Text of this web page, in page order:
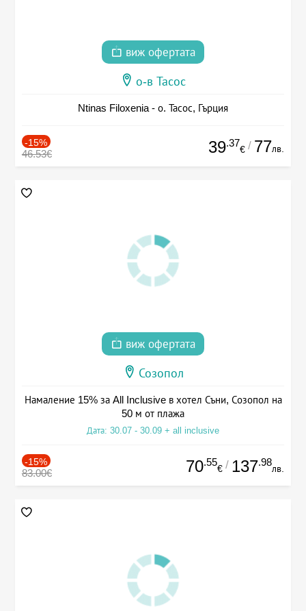
виж офертата
о-в Тасос
Ntinas Filoxenia - о. Тасос, Гърция
-15%
46.53€ 39.37
€ / 77лв.
виж офертата
Созопол
Намаление 15% за All Inclusive в хотел Съни, Созопол на
50 м от плажа
Дата: 30.07 - 30.09 + all inclusive
-15%
83.00€ 70.55
€ / 137.98
лв.